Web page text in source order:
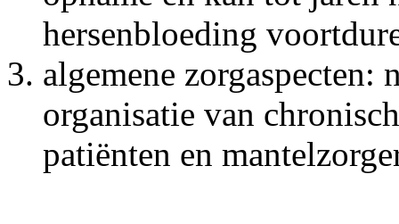
hersenbloeding
algemene zorgaspecten:
organisatie van
patiënten en